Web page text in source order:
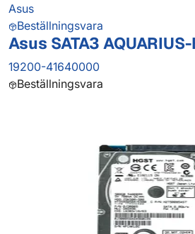
Asus
Beställningsvara
Asus SATA3
19200-41640000
Beställningsvara